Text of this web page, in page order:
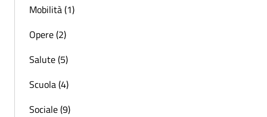
Mobilità (1)
Opere (2)
Salute (5)
Scuola (4)
Sociale (9)